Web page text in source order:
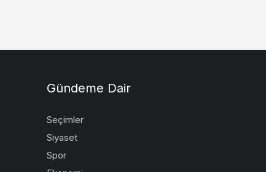
Gündeme Dair
Seçimler
Siyaset
Spor